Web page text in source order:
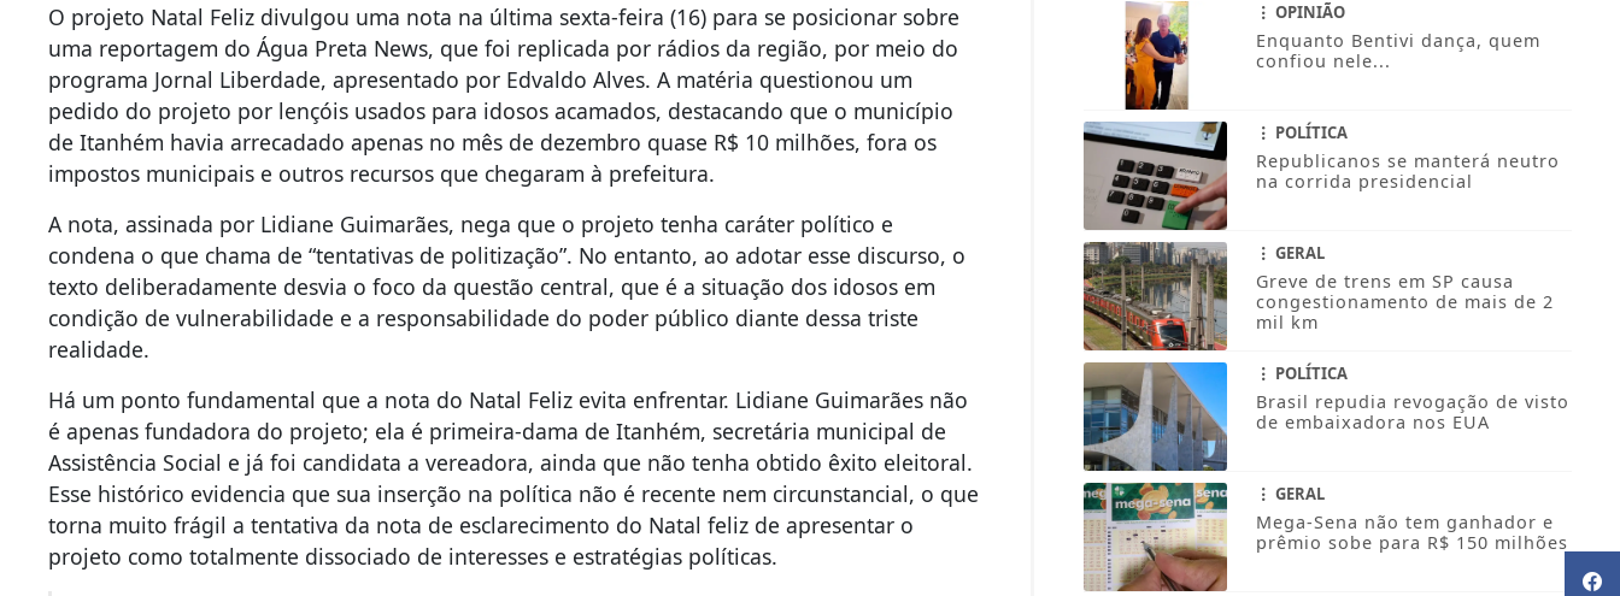
O projeto Natal Feliz divulgou uma nota na última sexta-feira (16) para se posicionar sobre
uma reportagem do Água Preta News, que foi replicada por rádios da região, por meio do
programa Jornal Liberdade, apresentado por Edvaldo Alves. A matéria questionou um
pedido do projeto por lençóis usados para idosos acamados, destacando que o município
de Itanhém havia arrecadado apenas no mês de dezembro quase R$ 10 milhões, fora os
impostos municipais e outros recursos que chegaram à prefeitura.
A nota, assinada por Lidiane Guimarães, nega que o projeto tenha caráter político e
condena o que chama de “tentativas de politização”. No entanto, ao adotar esse discurso, o
texto deliberadamente desvia o foco da questão central, que é a situação dos idosos em
condição de vulnerabilidade e a responsabilidade do poder público diante dessa triste
realidade.
Há um ponto fundamental que a nota do Natal Feliz evita enfrentar. Lidiane Guimarães não
é apenas fundadora do projeto; ela é primeira-dama de Itanhém, secretária municipal de
Assistência Social e já foi candidata a vereadora, ainda que não tenha obtido êxito eleitoral.
Esse histórico evidencia que sua inserção na política não é recente nem circunstancial, o que
torna muito frágil a tentativa da nota de esclarecimento do Natal feliz de apresentar o
projeto como totalmente dissociado de interesses e estratégias políticas.
OPINIÃO
Enquanto Bentivi dança, quem
confiou nele...
POLÍTICA
Republicanos se manterá neutro
na corrida presidencial
GERAL
Greve de trens em SP causa
congestionamento de mais de 2
mil km
POLÍTICA
Brasil repudia revogação de visto
de embaixadora nos EUA
GERAL
Mega-Sena não tem ganhador e
prêmio sobe para R$ 150 milhões